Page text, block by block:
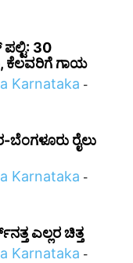
30
ಕೆಲವರಿಗೆ ಗಾಯ
Karnataka -
ಬೆಂಗಳೂರು ರೈಲು
Karnataka -
ಎಲ್ಲರ ಚಿತ್ತ
Karnataka -